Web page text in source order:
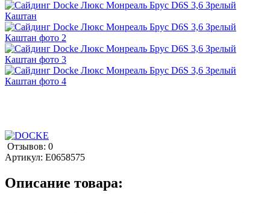
Отзывов: 0
Артикул: E0658575
Описание товара: